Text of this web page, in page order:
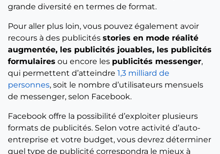
grande diversité en termes de format.
Pour aller plus loin, vous pouvez également avoir
recours à des publicités stories en mode réalité
augmentée, les publicités jouables, les publicités
formulaires ou encore les publicités messenger,
qui permettent d’atteindre 1,3 milliard de
personnes, soit le nombre d’utilisateurs mensuels
de messenger, selon Facebook.
Facebook offre la possibilité d’exploiter plusieurs
formats de publicités. Selon votre activité d’auto-
entreprise et votre budget, vous devrez déterminer
quel type de publicité correspondra le mieux à